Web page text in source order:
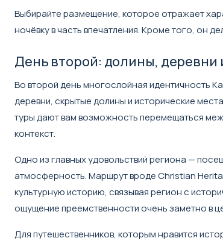
Выбирайте размещение, которое отражает
ночёвку в часть впечатления. Кроме того, он
День второй: долины, деревни
Во второй день многослойная идентичность
деревни, скрытые долины и исторические
туры дают вам возможность перемещаться
контекст.
Одно из главных удовольствий региона —
атмосферность. Маршрут вродеChristian
культурную историю, связывая регион с
ощущение преемственности очень заметно в
Для путешественников, которым нравится